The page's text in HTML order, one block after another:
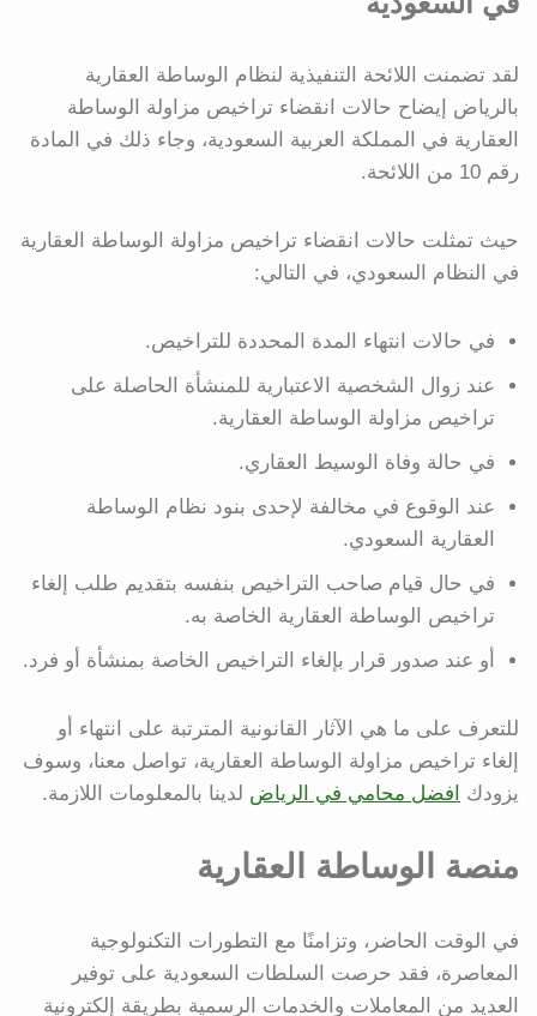
لقد تضمنت اللائحة التنفيذية لنظام الوساطة العقارية
بالرياض إيضاح حالات انقضاء تراخيص مزاولة الوساطة
العقارية في المملكة العربية السعودية، وجاء ذلك في المادة
رقم 10 من اللائحة.
حيث تمثلت حالات انقضاء تراخيص مزاولة الوساطة العقارية
في النظام السعودي، في التالي:
في حالات انتهاء المدة المحددة للتراخيص.
عند زوال الشخصية الاعتبارية للمنشأة الحاصلة على
تراخيص مزاولة الوساطة العقارية.
في حالة وفاة الوسيط العقاري.
عند الوقوع في مخالفة لإحدى بنود نظام الوساطة
العقارية السعودي.
في حال قيام صاحب التراخيص بنفسه بتقديم طلب إلغاء
تراخيص الوساطة العقارية الخاصة به.
أو عند صدور قرار بإلغاء التراخيص الخاصة بمنشأة أو فرد.
للتعرف على ما هي الآثار القانونية المترتبة على انتهاء أو
إلغاء تراخيص مزاولة الوساطة العقارية، تواصل معنا، وسوف
يزودك
افضل محامي في الرياض لدينا بالمعلومات اللازمة.
منصة الوساطة العقارية
في الوقت الحاضر، وتزامنًا مع التطورات التكنولوجية
المعاصرة، فقد حرصت السلطات السعودية على توفير
العديد من المعاملات والخدمات الرسمية بطريقة إلكترونية